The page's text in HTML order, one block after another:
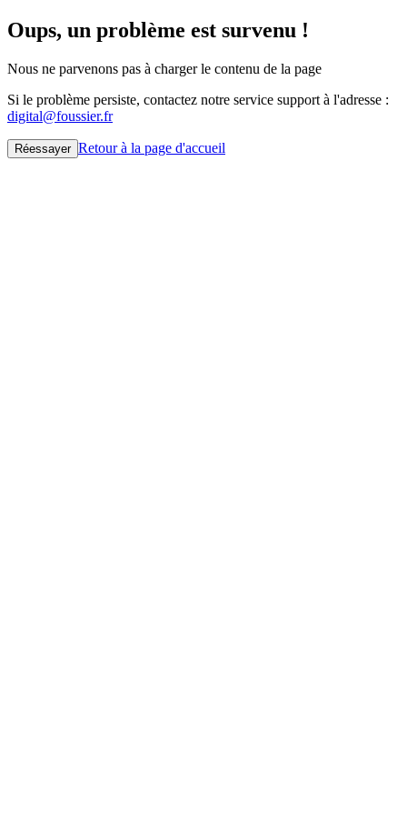
Oups, un problème est survenu !
Nous ne parvenons pas à charger le contenu de la page
Si le problème persiste, contactez notre service support à l'adresse :
digital@foussier.fr
Réessayer Retour à la page d'accueil